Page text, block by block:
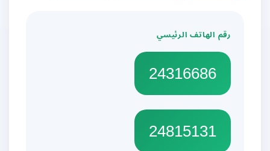
رقم الهاتف الرئيسي
24316686
24815131